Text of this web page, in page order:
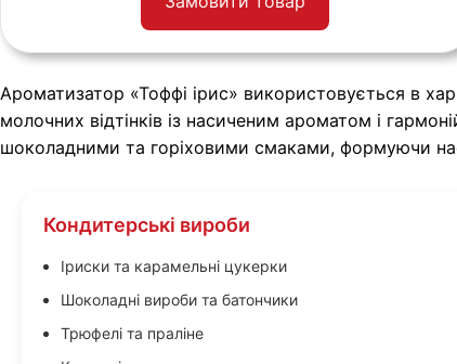
Ароматизатор «Тоффі ірис» використовується в
молочних відтінків із насиченим ароматом і
шоколадними та горіховими смаками, формуючи
Кондитерські вироби
Іриски та карамельні цукерки
Шоколадні вироби та батончики
Трюфелі та праліне